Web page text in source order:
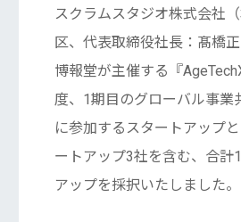
スクラムスタジオ株式会社
区、代表取締役社長：髙橋
博報堂が主催する『
度、1期目のグローバル事業
に参加するスタートアップ
ートアップ3社を含む、合計
アップを採択いたしました。